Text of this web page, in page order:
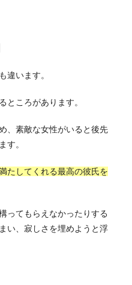
違います。
ところがあります。
、素敵な女性がいると後先
す。
たしてくれる最高の彼氏を
ってもらえなかったりする
い、寂しさを埋めようと浮